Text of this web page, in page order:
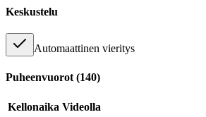
Keskustelu
Automaattinen vieritys
Puheenvuorot (140)
Kellonaika Videolla